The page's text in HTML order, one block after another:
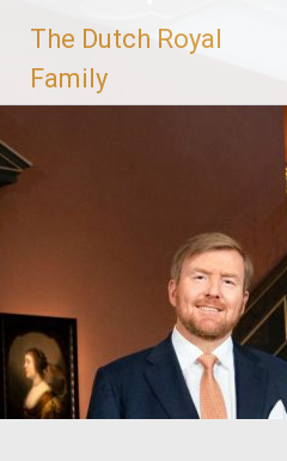
naar
inhoud
The Dutch Royal
Family